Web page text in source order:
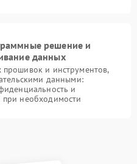
решение и
данных
и инструментов,
данными:
и
необходимости